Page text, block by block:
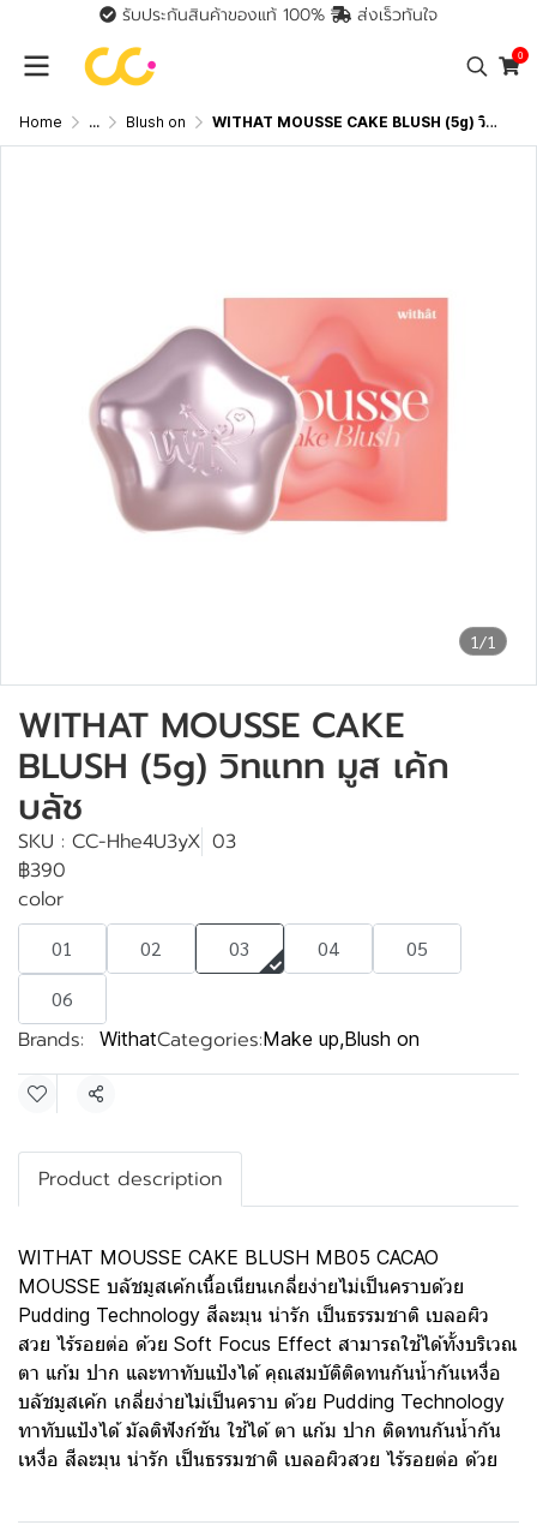
รับประกันสินค้าของแท้ 100% ส่งเร็วทันใจ
0
Home ... Blush on WITHAT MOUSSE CAKE BLUSH (5g) วิทแทท มูส เค้ก บลัช
1/1
WITHAT MOUSSE CAKE
BLUSH (5g) วิทแทท มูส เค้ก
บลัช
SKU : CC-Hhe4U3yX 03
฿390
color
01 02 03 04
05
06
Brands: WithatCategories:Make up,Blush on
Share
Product description
WITHAT MOUSSE CAKE BLUSH MB05 CACAO
MOUSSE บลัชมูสเค้กเนื้อเนียนเกลี่ยง่ายไม่เป็นคราบด้วย
Pudding Technology สีละมุน น่ารัก เป็นธรรมชาติ เบลอผิว
สวย ไร้รอยต่อ ด้วย Soft Focus Effect สามารถใช้ได้ทั้งบริเวณ
ตา แก้ม ปาก และทาทับแป้งได้ คุณสมบัติติดทนกันน้ำกันเหงื่อ
บลัชมูสเค้ก เกลี่ยง่ายไม่เป็นคราบ ด้วย Pudding Technology
ทาทับแป้งได้ มัลติฟังก์ชัน ใช้ได้ ตา แก้ม ปาก ติดทนกันน้ำกัน
เหงื่อ สีละมุน น่ารัก เป็นธรรมชาติ เบลอผิวสวย ไร้รอยต่อ ด้วย